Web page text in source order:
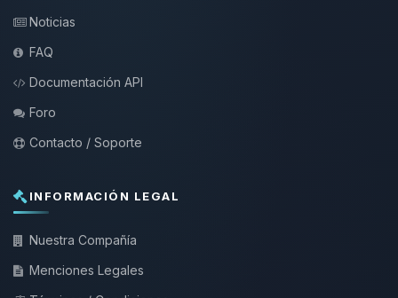
Noticias
FAQ
Documentación API
Foro
Contacto / Soporte
INFORMACIÓN LEGAL
Nuestra Compañía
Menciones Legales